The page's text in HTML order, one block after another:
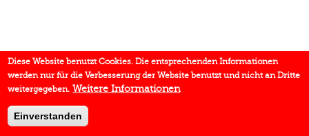
Diese Website benutzt Cookies. Die entsprechenden Informationen
werden nur für die Verbesserung der Website benutzt und nicht an Dritte
weitergegeben. Weitere Informationen
Einverstanden